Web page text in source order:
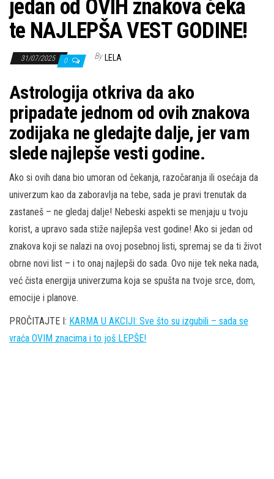
jedan od OVIH znakova čeka
te NAJLEPŠA VEST GODINE!
31/07/2025 0 By LELA
Astrologija otkriva da ako
pripadate jednom od ovih znakova
zodijaka ne gledajte dalje, jer vam
slede najlepše vesti godine.
Ako si ovih dana bio umoran od čekanja, razočaranja ili osećaja da
univerzum kao da zaboravlja na tebe, sada je pravi trenutak da
zastaneš – ne gledaj dalje! Nebeski aspekti se menjaju u tvoju
korist, a upravo sada stiže najlepša vest godine! Ako si jedan od
znakova koji se nalazi na ovoj posebnoj listi, spremaj se da ti život
obrne novi list – i to onaj najlepši do sada. Ovo nije tek neka nada,
već čista energija univerzuma koja se spušta na tvoje srce, dom,
emocije i planove.
PROČITAJTE I: KARMA U AKCIJI: Sve što su izgubili – sada se
vraća OVIM znacima i to još LEPŠE!